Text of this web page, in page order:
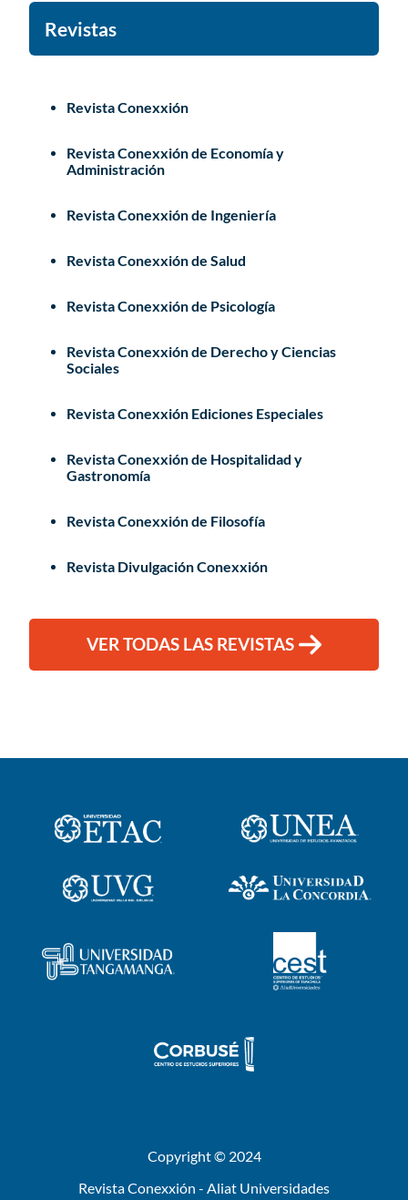
Revistas
Revista Conexxión
Revista Conexxión de Economía y
Administración
Revista Conexxión de Ingeniería
Revista Conexxión de Salud
Revista Conexxión de Psicología
Revista Conexxión de Derecho y Ciencias
Sociales
Revista Conexxión Ediciones Especiales
Revista Conexxión de Hospitalidad y
Gastronomía
Revista Conexxión de Filosofía
Revista Divulgación Conexxión
VER TODAS LAS REVISTAS
Copyright © 2024
Revista Conexxión - Aliat Universidades